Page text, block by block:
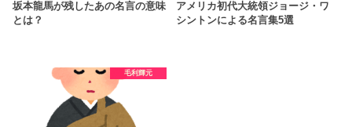
坂本龍馬が残したあの名言の意味
とは？
アメリカ初代大統領ジョージ・ワ
シントンによる名言集5選
毛利輝元